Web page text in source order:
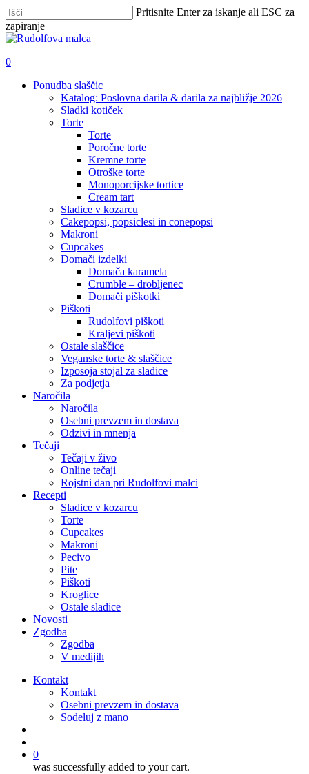
Skip
to
main
Pritisnite Enter za iskanje ali ESC za
zapiranje
Zapri
išči
account
0
Ponudba slaščic
Katalog: Poslovna darila & darila za najbližje 2026
Sladki kotiček
Torte
Torte
Poročne torte
Kremne torte
Otroške torte
Monoporcijske tortice
Cream tart
Sladice v kozarcu
Cakepopsi, popsiclesi in conepopsi
Makroni
Cupcakes
Domači izdelki
Domača karamela
Crumble – drobljenec
Domači piškotki
Piškoti
Rudolfovi piškoti
Kraljevi piškoti
Ostale slaščice
Veganske torte & slaščice
Izposoja stojal za sladice
Za podjetja
Naročila
Naročila
Osebni prevzem in dostava
Odzivi in mnenja
Tečaji
Tečaji v živo
Online tečaji
Rojstni dan pri Rudolfovi malci
Recepti
Sladice v kozarcu
Torte
Cupcakes
Makroni
Pecivo
Pite
Piškoti
Kroglice
Ostale sladice
Novosti
Zgodba
Zgodba
V medijih
Kontakt
Kontakt
Osebni prevzem in dostava
Sodeluj z mano
0
was successfully added to your cart.